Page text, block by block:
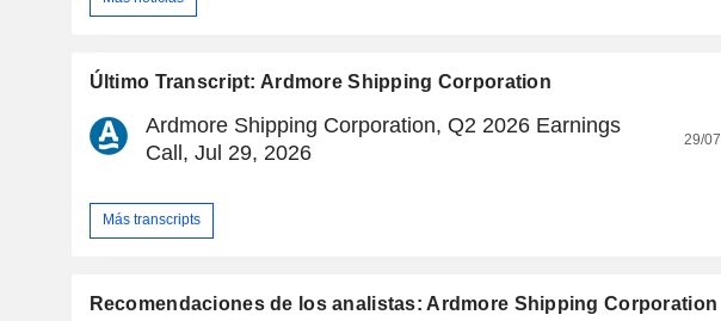
Último Transcript: Ardmore Shipping Corporation
Ardmore Shipping Corporation, Q2 2026 Earnings
Call, Jul 29, 2026
29/07
Más transcripts
Recomendaciones de los analistas: Ardmore Shipping Corporation